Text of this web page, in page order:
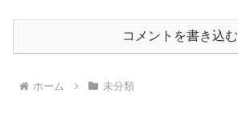
コメントを書き込む
ホーム 未分類